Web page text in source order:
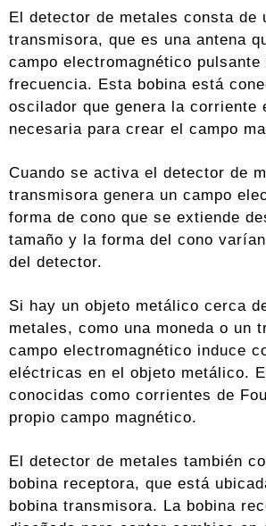
El detector de metales consta de
transmisora, que es una antena
campo electromagnético pulsante
frecuencia. Esta bobina está
oscilador que genera la corriente
necesaria para crear el campo
Cuando se activa el detector de
transmisora genera un campo
forma de cono que se extiende
tamaño y la forma del cono
del detector.
Si hay un objeto metálico cerca
metales, como una moneda o un
campo electromagnético induce
eléctricas en el objeto metálico.
conocidas como corrientes de
propio campo magnético.
El detector de metales también
bobina receptora, que está
bobina transmisora. La bobina